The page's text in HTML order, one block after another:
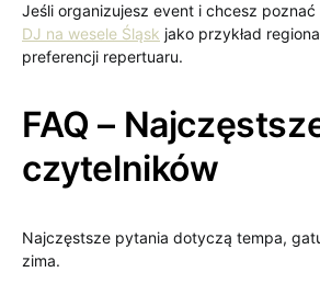
Jeśli organizujesz event i chcesz
DJ na wesele Śląsk jako przykład
preferencji repertuaru.
FAQ –
czytelników
Najczęstsze pytania dotyczą tempa,
zima.